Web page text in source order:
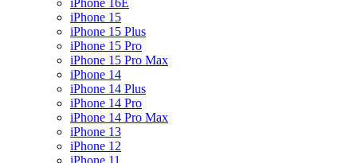
iPhone 16E
iPhone 15
iPhone 15 Plus
iPhone 15 Pro
iPhone 15 Pro Max
iPhone 14
iPhone 14 Plus
iPhone 14 Pro
iPhone 14 Pro Max
iPhone 13
iPhone 12